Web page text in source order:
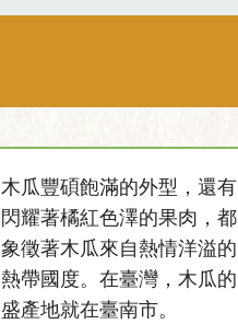
木瓜豐碩飽滿的外型，還有
閃耀著橘紅色澤的果肉，都
象徵著木瓜來自熱情洋溢的
熱帶國度。在臺灣，木瓜的
盛產地就在臺南市。